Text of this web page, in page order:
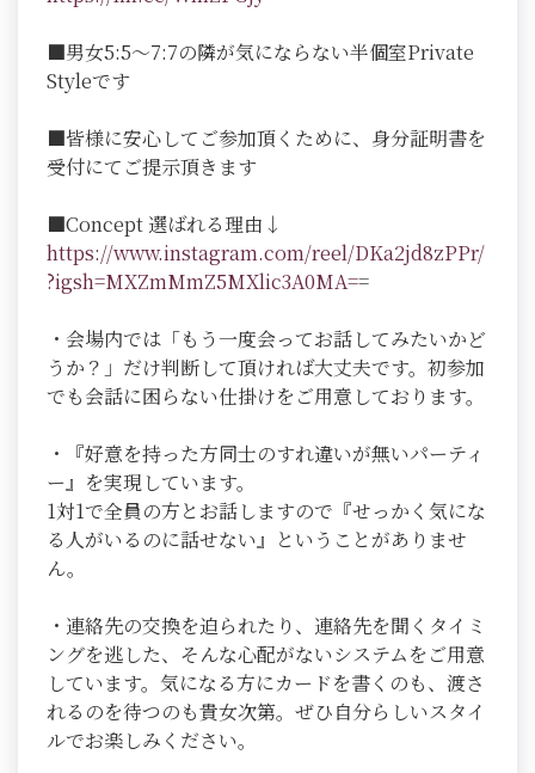
■男女5:5～7:7の隣が気にならない半個室Private
Styleです
■皆様に安心してご参加頂くために、身分証明書を
受付にてご提示頂きます
■Concept 選ばれる理由↓
https://www.instagram.com/reel/DKa2jd8zPPr/
?igsh=MXZmMmZ5MXlic3A0MA==
・会場内では「もう一度会ってお話してみたいかど
うか？」だけ判断して頂ければ大丈夫です。初参加
でも会話に困らない仕掛けをご用意しております。
・『好意を持った方同士のすれ違いが無いパーティ
ー』を実現しています。
1対1で全員の方とお話しますので『せっかく気にな
る人がいるのに話せない』ということがありませ
ん。
・連絡先の交換を迫られたり、連絡先を聞くタイミ
ングを逃した、そんな心配がないシステムをご用意
しています。気になる方にカードを書くのも、渡さ
れるのを待つのも貴女次第。ぜひ自分らしいスタイ
ルでお楽しみください。